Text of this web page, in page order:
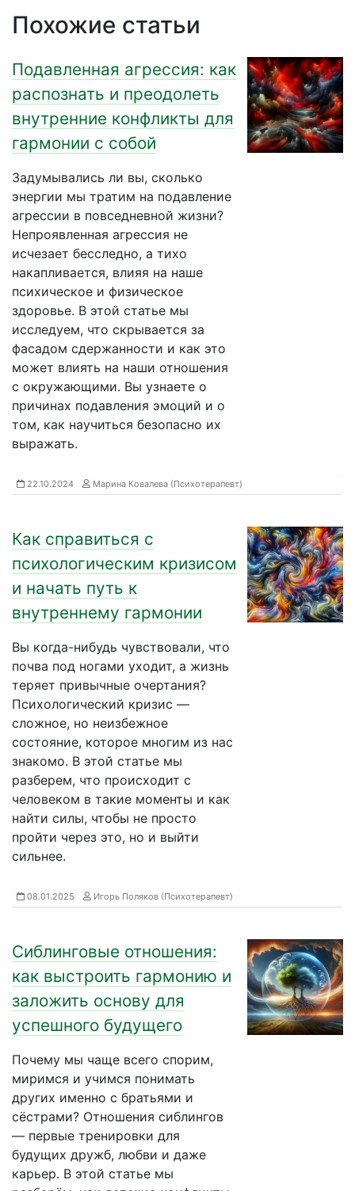
Похожие статьи
Подавленная агрессия: как
распознать и преодолеть
внутренние конфликты для
гармонии с собой
Задумывались ли вы, сколько
энергии мы тратим на подавление
агрессии в повседневной жизни?
Непроявленная агрессия не
исчезает бесследно, а тихо
накапливается, влияя на наше
психическое и физическое
здоровье. В этой статье мы
исследуем, что скрывается за
фасадом сдержанности и как это
может влиять на наши отношения
с окружающими. Вы узнаете о
причинах подавления эмоций и о
том, как научиться безопасно их
выражать.
22.10.2024 Марина Ковалева (Психотерапевт)
Как справиться с
психологическим кризисом
и начать путь к
внутреннему гармонии
Вы когда-нибудь чувствовали, что
почва под ногами уходит, а жизнь
теряет привычные очертания?
Психологический кризис —
сложное, но неизбежное
состояние, которое многим из нас
знакомо. В этой статье мы
разберем, что происходит с
человеком в такие моменты и как
найти силы, чтобы не просто
пройти через это, но и выйти
сильнее.
08.01.2025 Игорь Поляков (Психотерапевт)
Сиблинговые отношения:
как выстроить гармонию и
заложить основу для
успешного будущего
Почему мы чаще всего спорим,
миримся и учимся понимать
других именно с братьями и
сёстрами? Отношения сиблингов
— первые тренировки для
будущих дружб, любви и даже
карьер. В этой статье мы